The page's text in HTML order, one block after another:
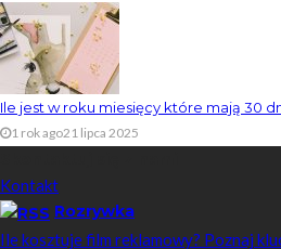
Ile jest w roku miesięcy które mają 30
1 rok ago21 lipca 2025
Kontakt
Rozrywka
Ile kosztuje film reklamowy? Poznaj